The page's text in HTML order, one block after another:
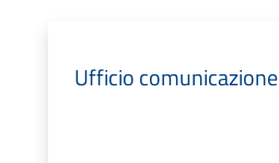
Ufficio comunicazione